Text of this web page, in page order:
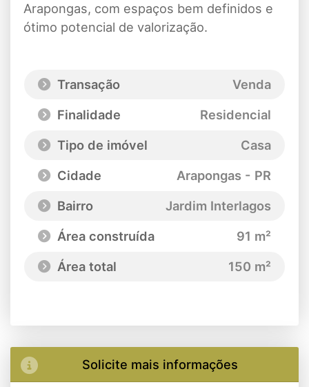
Arapongas, com espaços bem definidos e
ótimo potencial de valorização.
Transação
Venda
Finalidade
Residencial
Tipo de imóvel
Casa
Cidade
Arapongas - PR
Bairro
Jardim Interlagos
Área construída
91 m²
Área total
150 m²
Solicite mais informações